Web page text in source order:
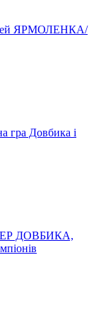
ЯРМОЛЕНКА/
гра Довбика і
ДОВБИКА,